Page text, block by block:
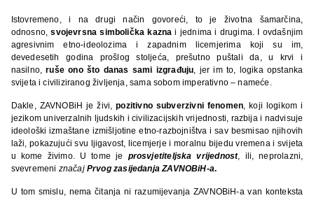
Istovremeno, i na drugi način govoreći, to je životna šamarčina,
odnosno,svojevrsna simbolička kazna i jednima i drugima. I ovdašnjim
agresivnim etno-ideolozima i zapadnim licemjerima koji su im,
devedesetih godina prošlog stoljeća, prešutno puštali da, u krvi i
nasilno,ruše ono što danas sami izgrađuju , jer im to, logika opstanka
svijeta i civiliziranog življenja, sama sobom imperativno – nameće.
Dakle, ZAVNOBiH je živi,pozitivno subverzivni fenomen , koji logikom i
jezikom univerzalnih ljudskih i civilizacijskih vrijednosti, razbija i nadvisuje
ideološki izmaštane izmišljotine etno-razbojništva i sav besmisao njihovih
laži, pokazujući svu ljigavost, licemjerje i moralnu bijedu vremena i svijeta
u kome živimo. U tome je prosvjetiteljska vrijednost, ili, neprolazni,
svevremeni značaj Prvog zasijedanja ZAVNOBiH-a.
U tom smislu, nema čitanja ni razumijevanja ZAVNOBiH-a van konteksta